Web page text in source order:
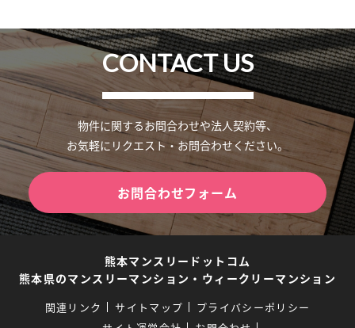
CONTACT US
物件に関するお問合わせや法人契約等、
お気軽にリクエスト・お問合わせください。
お問合わせフォーム
熊本マンスリードットコム
熊本県のマンスリーマンション・ウィークリーマンション
関連リンク サイトマップ
プライバシーポリシー